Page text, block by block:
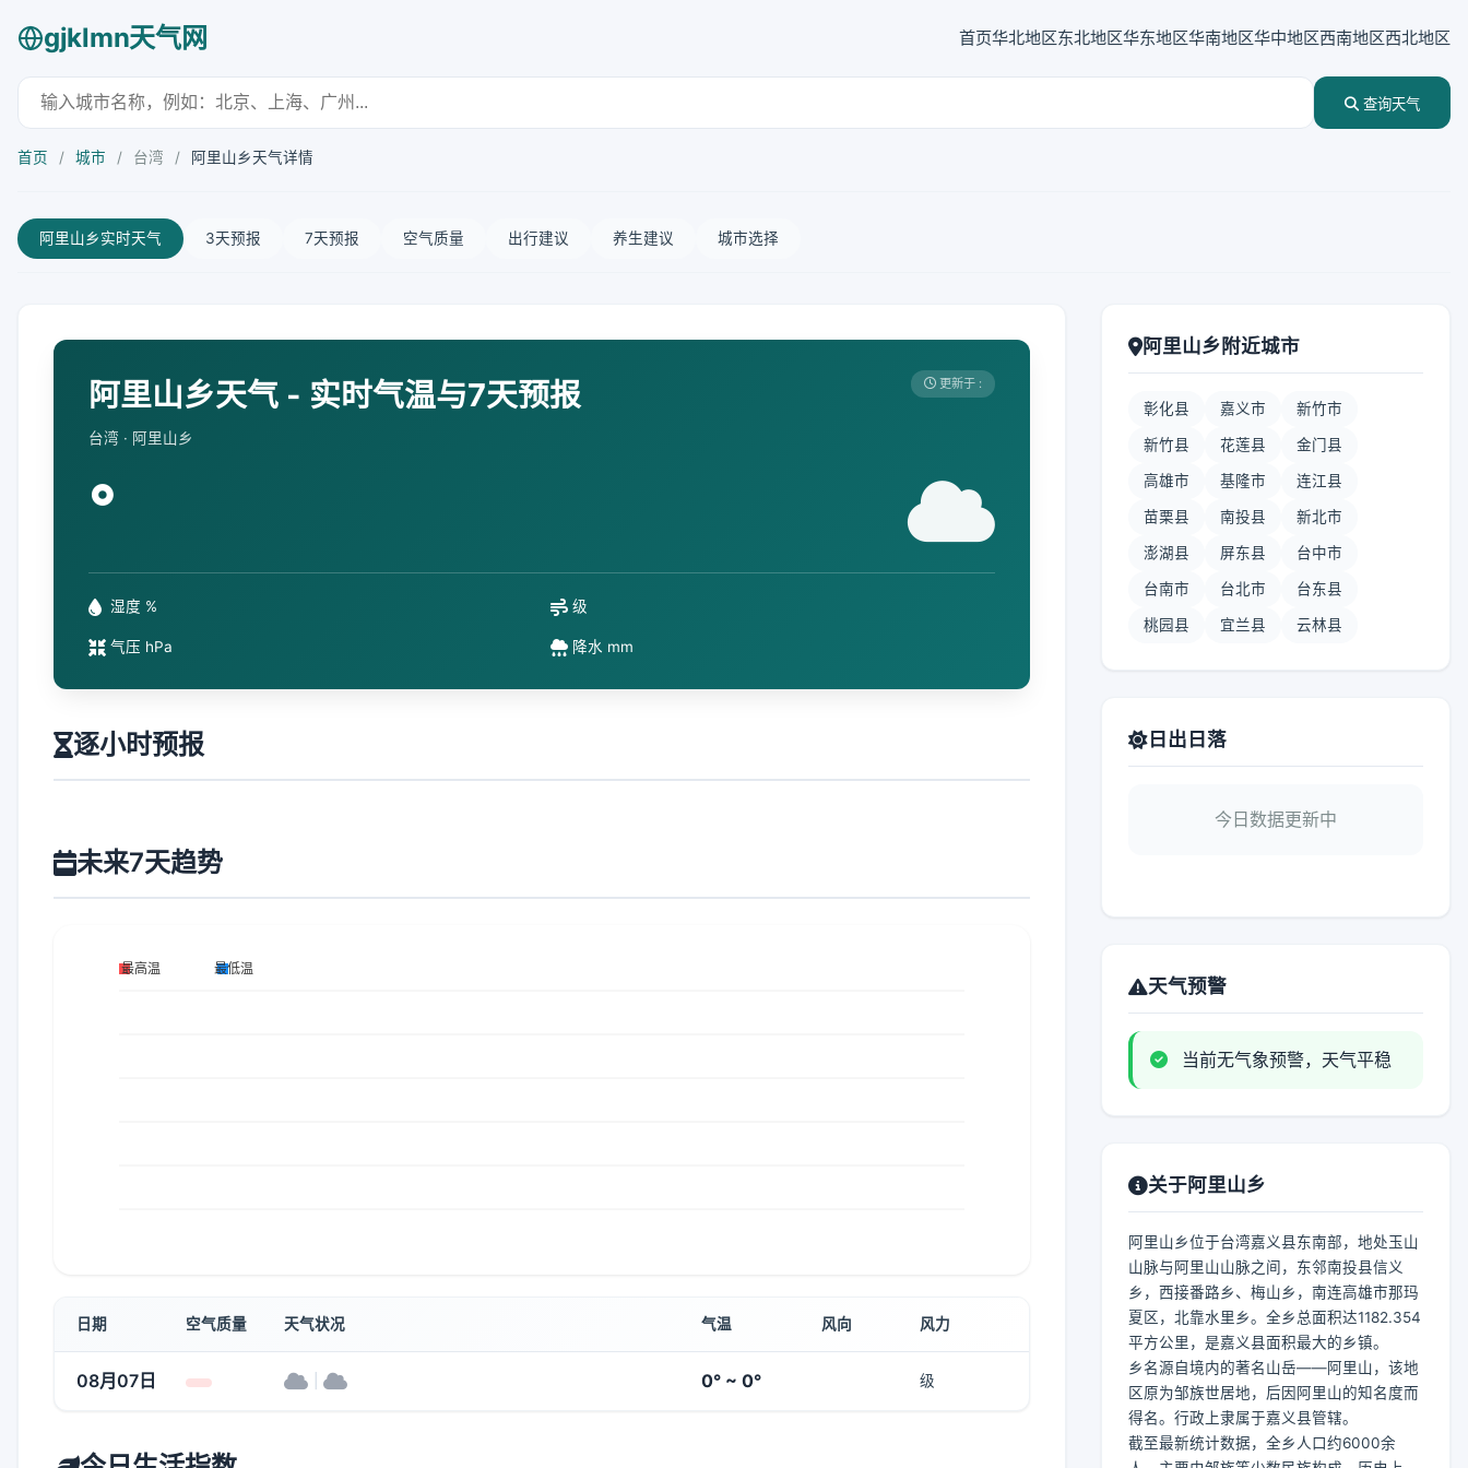
gjklmn天气网 首页华北地区东北地区华东地区华南地区华中地区西南地区西北地区
查询天气
首页 / 城市 / 台湾 / 阿里山乡天气详情
阿里山乡实时天气 3天预报 7天预报 空气质量 出行建议 养生建议 城市选择
阿里山乡天气 - 实时气温与7天预报
台湾 · 阿里山乡
更新于 :
°
湿度 % 级
气压 hPa 降水 mm
逐小时预报
未来7天趋势
日期 空气质量 天气状况 气温 风向 风力
08月07日 0° ~ 0° 级
阿里山乡附近城市
彰化县 嘉义市 新竹市
新竹县 花莲县 金门县
高雄市 基隆市 连江县
苗栗县 南投县 新北市
澎湖县 屏东县 台中市
台南市 台北市 台东县
桃园县 宜兰县 云林县
日出日落
今日数据更新中
天气预警
当前无气象预警，天气平稳
关于阿里山乡
阿里山乡位于台湾嘉义县东南部，地处玉山
山脉与阿里山山脉之间，东邻南投县信义
乡，西接番路乡、梅山乡，南连高雄市那玛
夏区，北靠水里乡。全乡总面积达1182.354
平方公里，是嘉义县面积最大的乡镇。
乡名源自境内的著名山岳——阿里山，该地
区原为邹族世居地，后因阿里山的知名度而
得名。行政上隶属于嘉义县管辖。
截至最新统计数据，全乡人口约6000余